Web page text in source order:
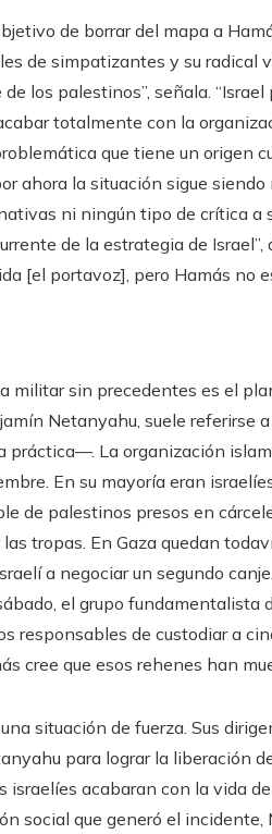
de borrar del mapa a
de simpatizantes y su radical
los palestinos”, señala. “Israel
totalmente con la
que tiene un origen
ahora la situación sigue
ni ningún tipo de crítica a
de la estrategia de Israel”,
[el portavoz], pero Hamás no
militar sin precedentes es el
Netanyahu, suele referirse
práctica—. La organización
En su mayoría eran
de palestinos presos en
tropas. En Gaza quedan
a negociar un segundo
el grupo fundamentalista
responsables de custodiar a
cree que esos rehenes han
situación de fuerza. Sus
para lograr la liberación
israelíes acabaran con la vida
social que generó el